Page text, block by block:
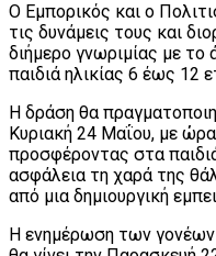
Ο Εμπορικός και ο
τις δυνάμεις τους και
διήμερο γνωριμίας με το
παιδιά ηλικίας 6 έως 12
Η δράση θα
Κυριακή 24 Μαΐου, με
προσφέροντας στα
ασφάλεια τη χαρά της
από μια δημιουργική
Η ενημέρωση των